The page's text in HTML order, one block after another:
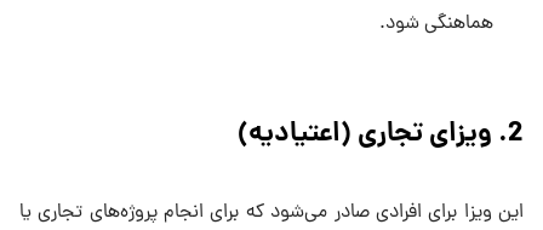
هماهنگی شود.
2. ویزای تجاری (اعتیادیه)
این ویزا برای افرادی صادر می‌شود که برای انجام پروژه‌های تجاری یا